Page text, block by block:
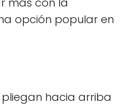
opción popular en
hacia arriba